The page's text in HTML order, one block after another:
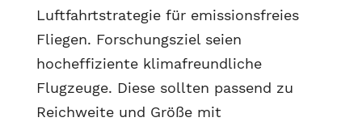
Luftfahrtstrategie für emissionsfreies
Fliegen. Forschungsziel seien
hocheffiziente klimafreundliche
Flugzeuge. Diese sollten passend zu
Reichweite und Größe mit